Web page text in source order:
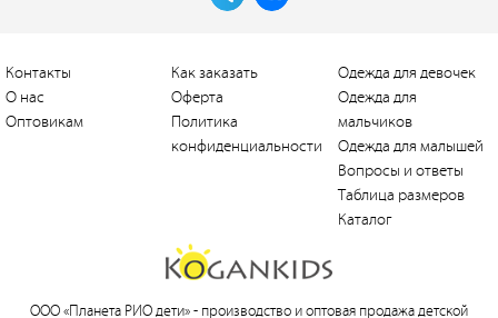
Контакты
О нас
Оптовикам
Как заказать
Оферта
Политика
конфиденциальности
Одежда для девочек
Одежда для
мальчиков
Одежда для малышей
Вопросы и ответы
Таблица размеров
Каталог
ООО «Планета РИО дети» - производство и оптовая продажа детской